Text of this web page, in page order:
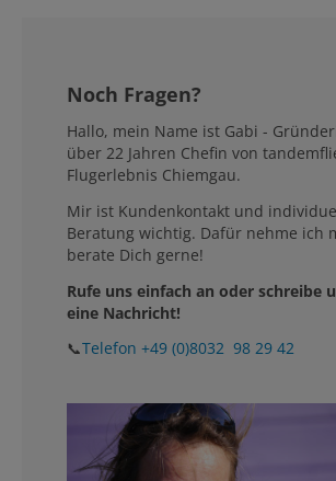
Noch Fragen?
Hallo, mein Name ist Gabi -
über 22 Jahren Chefin von
Flugerlebnis Chiemgau.
Mir ist Kundenkontakt und
Beratung wichtig. Dafür nehme ich
berate Dich gerne!
Rufe uns einfach an oder schreibe
eine Nachricht!
📞Telefon +49 (0)8032 98 29 42